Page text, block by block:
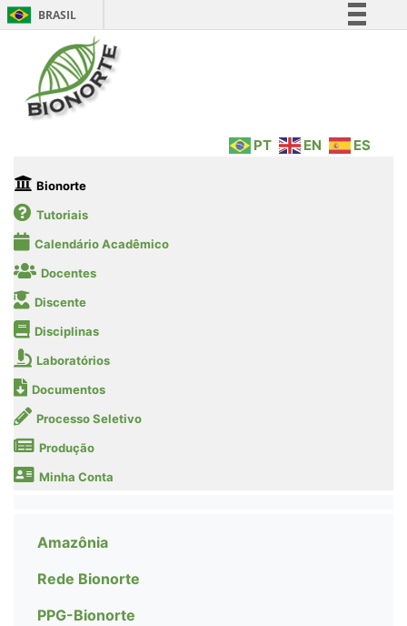
BRASIL
Legislação
PT EN ES
Bionorte
Tutoriais
Calendário Acadêmico
Docentes
Discente
Disciplinas
Laboratórios
Documentos
Processo Seletivo
Produção
Minha Conta
Amazônia
Rede Bionorte
PPG-Bionorte